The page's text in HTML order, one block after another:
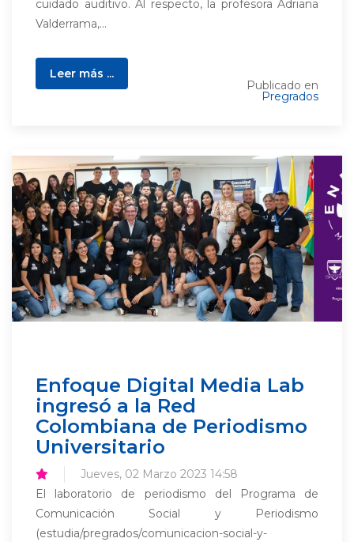
cuidado auditivo. Al respecto, la profesora Adriana
Valderrama,...
Leer más ...
Publicado en
Pregrados
Enfoque Digital Media Lab
ingresó a la Red
Colombiana de Periodismo
Universitario
Jueves, 02 Marzo 2023 14:58
El laboratorio de periodismo del Programa de
Comunicación Social y Periodismo
(estudia/pregrados/comunicacion-social-y-